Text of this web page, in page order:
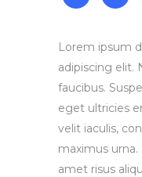
Lorem ipsum
adipiscing elit.
faucibus.
eget ultricies
velit iaculis,
maximus
amet risus